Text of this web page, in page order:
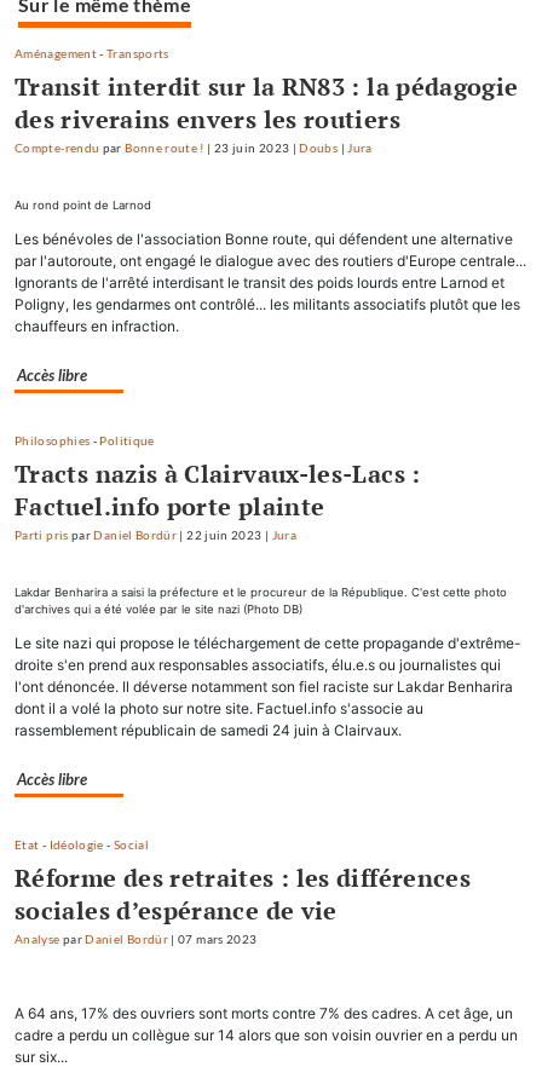
Sur le même thème
Aménagement-Transports
Transit interdit sur la RN83 : la pédagogie
des riverains envers les routiers
Compte-rendu parBonne route ! | 23 juin 2023 |Doubs | Jura
Au rond point de Larnod
Les bénévoles de l'association Bonne route, qui défendent une alternative
par l'autoroute, ont engagé le dialogue avec des routiers d'Europe centrale...
Ignorants de l'arrêté interdisant le transit des poids lourds entre Larnod et
Poligny, les gendarmes ont contrôlé... les militants associatifs plutôt que les
chauffeurs en infraction.
Accès libre
Philosophies - Politique
Tracts nazis à Clairvaux-les-Lacs :
Factuel.info porte plainte
Parti pris parDaniel Bordür |22 juin 2023 | Jura
Lakdar Benharira a saisi la préfecture et le procureur de la République. C'est cette photo
d'archives qui a été volée par le site nazi (Photo DB)
Le site nazi qui propose le téléchargement de cette propagande d'extrême-
droite s'en prend aux responsables associatifs, élu.e.s ou journalistes qui
l'ont dénoncée. Il déverse notamment son fiel raciste sur Lakdar Benharira
dont il a volé la photo sur notre site. Factuel.info s'associe au
rassemblement républicain de samedi 24 juin à Clairvaux.
Accès libre
Etat - Idéologie - Social
Réforme des retraites : les différences
sociales d’espérance de vie
Analyse parDaniel Bordür |07 mars 2023
A 64 ans, 17% des ouvriers sont morts contre 7% des cadres. A cet âge, un
cadre a perdu un collègue sur 14 alors que son voisin ouvrier en a perdu un
sur six...